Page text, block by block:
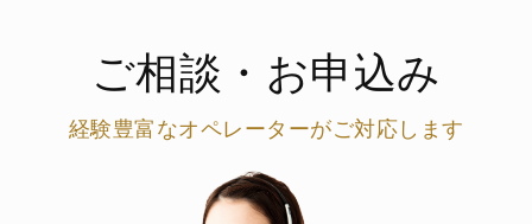
ご相談・お申込み
経験豊富なオペレーターがご対応します